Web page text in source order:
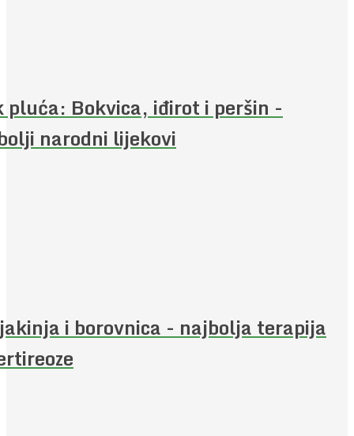
pluća: Bokvica, iđirot i peršin -
narodni lijekovi
i borovnica - najbolja terapija